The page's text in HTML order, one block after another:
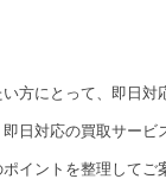
方にとって、即日対
日対応の買取サービ
イントを整理してご